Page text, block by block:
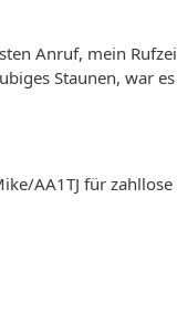
Anruf, mein
Staunen, war
AA1TJ für